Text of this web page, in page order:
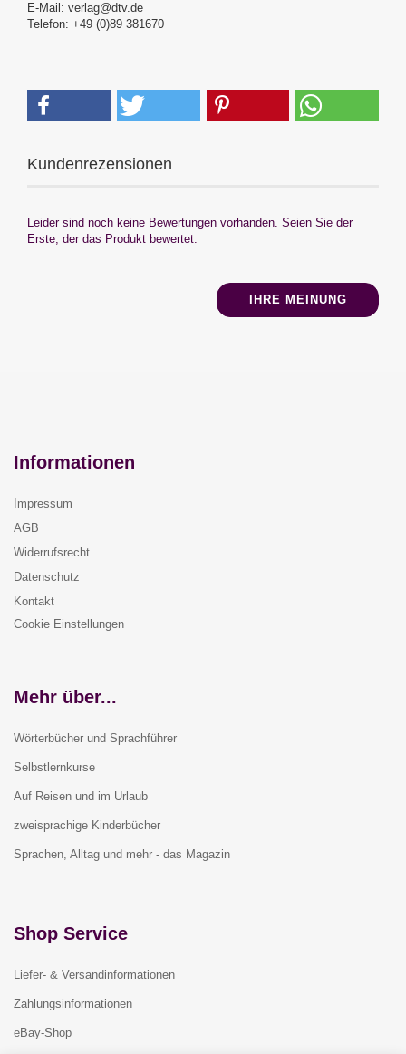
E-Mail: verlag@dtv.de
Telefon: +49 (0)89 381670
Kundenrezensionen
Leider sind noch keine Bewertungen vorhanden. Seien Sie der
Erste, der das Produkt bewertet.
IHRE MEINUNG
Informationen
Impressum
AGB
Widerrufsrecht
Datenschutz
Kontakt
Cookie Einstellungen
Mehr über...
Wörterbücher und Sprachführer
Selbstlernkurse
Auf Reisen und im Urlaub
zweisprachige Kinderbücher
Sprachen, Alltag und mehr - das Magazin
Shop Service
Liefer- & Versandinformationen
Zahlungsinformationen
eBay-Shop